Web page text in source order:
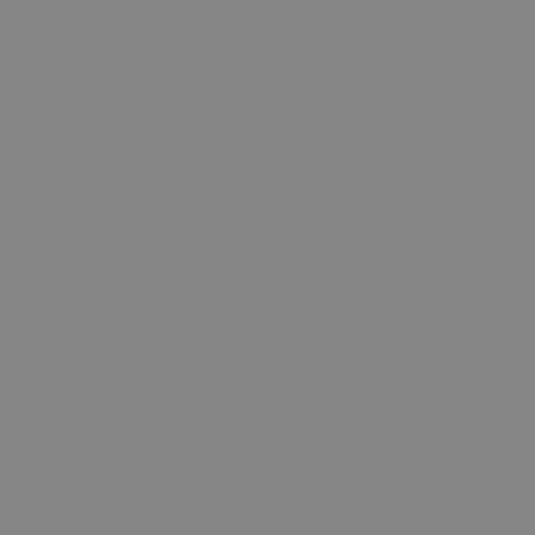
forgalmú webhelyeken.
kliens